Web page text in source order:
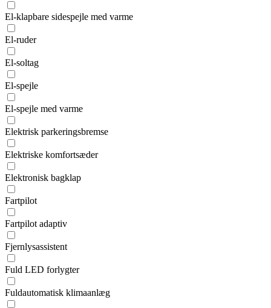
El-klapbare sidespejle med varme
El-ruder
El-soltag
El-spejle
El-spejle med varme
Elektrisk parkeringsbremse
Elektriske komfortsæder
Elektronisk bagklap
Fartpilot
Fartpilot adaptiv
Fjernlysassistent
Fuld LED forlygter
Fuldautomatisk klimaanlæg